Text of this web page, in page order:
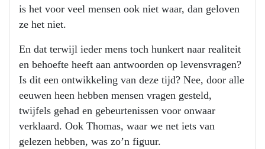
is het voor veel mensen ook niet waar, dan geloven
ze het niet.
En dat terwijl ieder mens toch hunkert naar realiteit
en behoefte heeft aan antwoorden op levensvragen?
Is dit een ontwikkeling van deze tijd? Nee, door alle
eeuwen heen hebben mensen vragen gesteld,
twijfels gehad en gebeurtenissen voor onwaar
verklaard. Ook Thomas, waar we net iets van
gelezen hebben, was zo’n figuur.